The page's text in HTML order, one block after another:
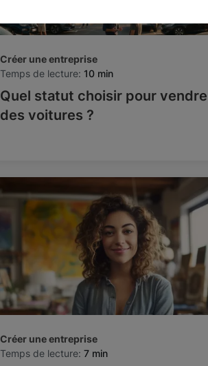
Créer une entreprise
Temps de lecture: 10 min
Quel statut choisir pour vendre
des voitures ?
Créer une entreprise
Temps de lecture: 7 min